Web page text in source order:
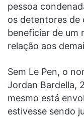
pessoa
os detentores de
beneficiar de um
relação aos
Sem Le Pen, o
Jordan Bardella,
mesmo está
estivesse sendo